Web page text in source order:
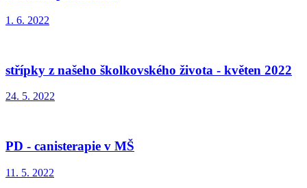
1. 6. 2022
střípky z našeho školkovského života - květen 2022
24. 5. 2022
PD - canisterapie v MŠ
11. 5. 2022